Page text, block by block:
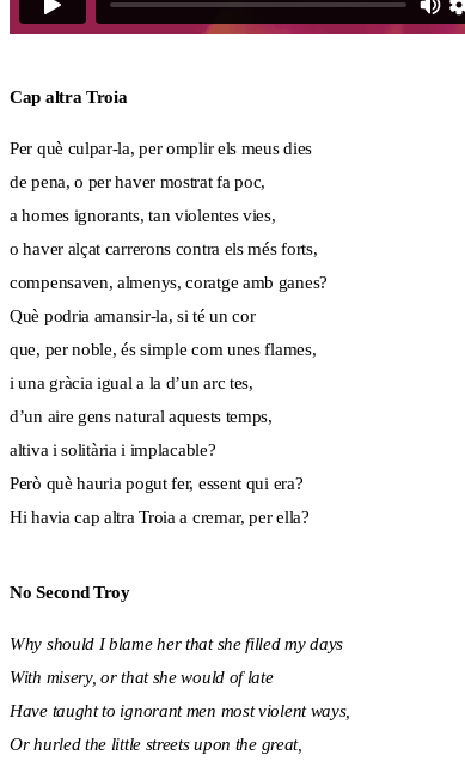
Cap altra Troia
Per què culpar-la, per omplir els meus dies
de pena, o per haver mostrat fa poc,
a homes ignorants, tan violentes vies,
o haver alçat carrerons contra els més forts,
compensaven, almenys, coratge amb ganes?
Què podria amansir-la, si té un cor
que, per noble, és simple com unes flames,
i una gràcia igual a la d’un arc tes,
d’un aire gens natural aquests temps,
altiva i solitària i implacable?
Però què hauria pogut fer, essent qui era?
Hi havia cap altra Troia a cremar, per ella?
No Second Troy
Why should I blame her that she filled my days
With misery, or that she would of late
Have taught to ignorant men most violent ways,
Or hurled the little streets upon the great,